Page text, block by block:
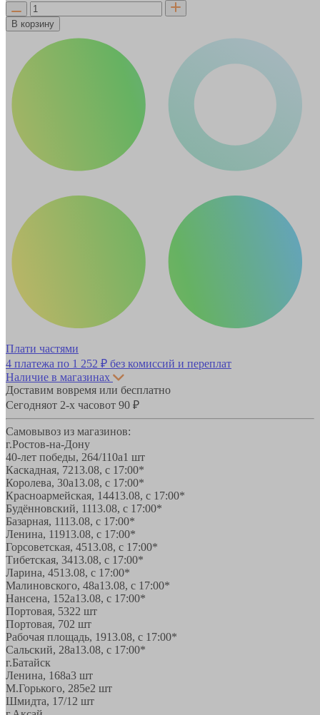
В корзину
Плати частями
4 платежа по 1 252 ₽ без комиссий и переплат
Наличие в магазинах
Доставим вовремя или бесплатно
Сегодняот 2-х часовот 90 ₽
Самовывоз из магазинов:
г.Ростов-на-Дону
40-лет победы, 264/110а1 шт
Каскадная, 7213.08, с 17:00*
Королева, 30а13.08, с 17:00*
Красноармейская, 14413.08, с 17:00*
Будённовский, 1113.08, с 17:00*
Базарная, 1113.08, с 17:00*
Ленина, 11913.08, с 17:00*
Горсоветская, 4513.08, с 17:00*
Тибетская, 3413.08, с 17:00*
Ларина, 4513.08, с 17:00*
Малиновского, 48а13.08, с 17:00*
Нансена, 152а13.08, с 17:00*
Портовая, 5322 шт
Портовая, 702 шт
Рабочая площадь, 1913.08, с 17:00*
Сальский, 28a13.08, с 17:00*
г.Батайск
Ленина, 168а3 шт
М.Горького, 285е2 шт
Шмидта, 17/1 2 шт